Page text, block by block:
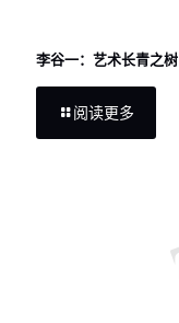
李谷一：艺术长青之树
阅读更多